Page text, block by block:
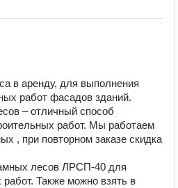
в аренду, для выполнения
работ фасадов зданий.
– отличный способ
работ. Мы работаем
, при повторном заказе скидка
лесов ЛРСП-40 для
Также можно взять в